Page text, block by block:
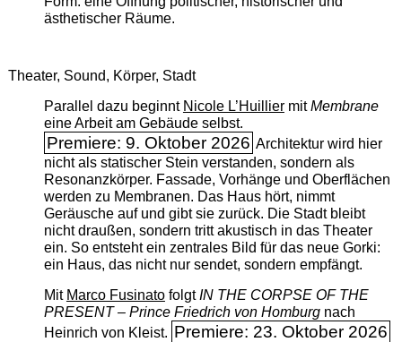
ästhetischer Räume.
Theater, Sound, Körper, Stadt
Parallel dazu beginnt Nicole L’Huilliermit ­Membrane
eine Arbeit am Gebäude selbst.
Premiere: 9. Oktober 2026 Architektur wird hier
nicht als statischer Stein verstanden, sondern als
Resonanzkörper. Fassade, Vorhänge und Oberflächen
werden zu Membranen. Das Haus hört, nimmt
Geräusche auf und gibt sie zurück. Die Stadt bleibt
nicht draußen, sondern tritt akustisch in das Theater
ein. So entsteht ein zentrales Bild für das neue Gorki:
ein Haus, das nicht nur sendet, sondern empfängt.
Mit Marco FusinatofolgtIN THE CORPSE OF THE
PRESENT – Prince Friedrich von Homburgnach
Heinrich von Kleist. Premiere: 23. Oktober 2026